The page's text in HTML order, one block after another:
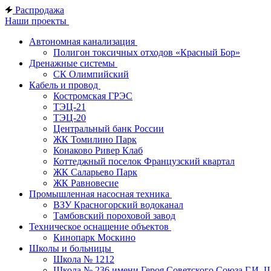
Распродажа
Наши проекты
Автономная канализация
Полигон токсичных отходов «Красный Бор»
Дренажные системы
СК Олимпийский
Кабель и провод
Костромская ГРЭС
ТЭЦ-21
ТЭЦ-20
Центральный банк России
ЖК Томилино Парк
Конаково Ривер Клаб
Коттеджный поселок Французский квартал
ЖК Саларьево Парк
ЖК Равновесие
Промышленная насосная техника
ВЗУ Красногорский водоканал
Тамбовский пороховой завод
Техническое оснащение объектов
Кинопарк Москино
Школы и больницы
Школа № 1212